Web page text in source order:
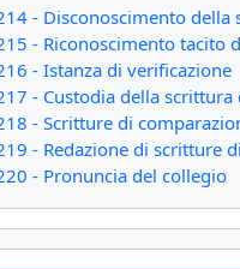
- Disconoscimento della
- Riconoscimento tacito
- Istanza di verificazione
- Custodia della
- Scritture di
- Redazione di scritture
- Pronuncia del collegio